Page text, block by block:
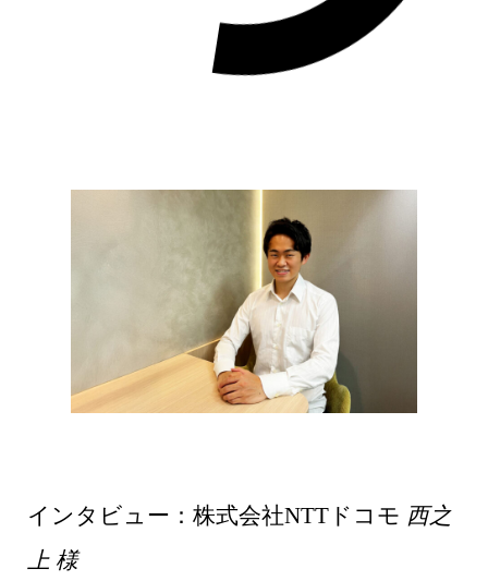
インタビュー：株式会社NTTドコモ 西之
上 様